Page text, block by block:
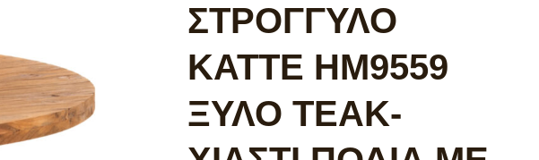
ΣΤΡΟΓΓΥΛΟ
KATTE HM9559
ΞΥΛΟ ΤΕΑΚ-